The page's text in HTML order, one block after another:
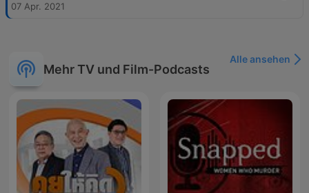
07 Apr. 2021
Mehr TV und Film-Podcasts
Alle ansehen